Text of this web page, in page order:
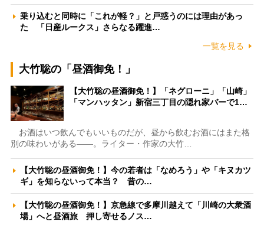
乗り込むと同時に「これが軽？」と戸惑うのには理由があっ
た 「日産ルークス」さらなる躍進…
一覧を見る
大竹聡の「昼酒御免！」
【大竹聡の昼酒御免！】「ネグローニ」「山崎」
「マンハッタン」新宿三丁目の隠れ家バーで1…
お酒はいつ飲んでもいいものだが、昼から飲むお酒にはまた格
別の味わいがある――。ライター・作家の大竹…
【大竹聡の昼酒御免！】今の若者は「なめろう」や「キヌカツ
ギ」を知らないって本当？ 昔の…
【大竹聡の昼酒御免！】京急線で多摩川越えて「川崎の大衆酒
場」へと昼酒旅 押し寄せるノス…